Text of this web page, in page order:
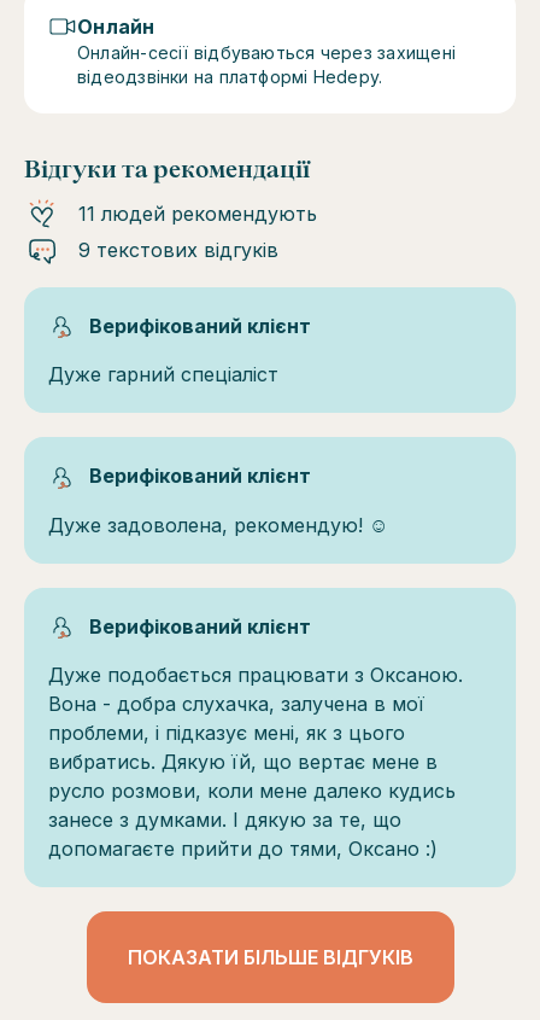
Онлайн
Онлайн-сесії відбуваються через захищені
відеодзвінки на платформі Hedepy.
Відгуки та рекомендації
11 людей рекомендують
9 текстових відгуків
Верифікований клієнт
Дуже гарний спеціаліст
Верифікований клієнт
Дуже задоволена, рекомендую! ☺️
Верифікований клієнт
Дуже подобається працювати з Оксаною.
Вона - добра слухачка, залучена в мої
проблеми, і підказує мені, як з цього
вибратись. Дякую їй, що вертає мене в
русло розмови, коли мене далеко кудись
занесе з думками. І дякую за те, що
допомагаєте прийти до тями, Оксано :)
ПОКАЗАТИ БІЛЬШЕ ВІДГУКІВ